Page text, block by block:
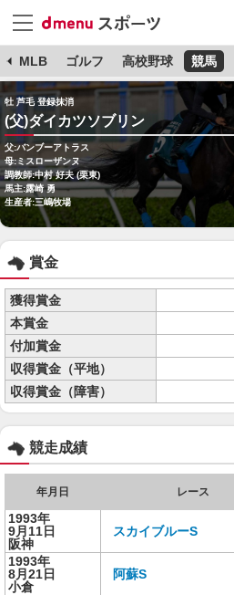
MLB ゴルフ 高校野球 競馬
牡 芦毛 登録抹消
(父)ダイカツソブリン
父:バンブーアトラス
母:ミスローザンヌ
調教師:中村 好夫 (栗東)
馬主:露崎 勇
生産者:三嶋牧場
賞金
獲得賞金
本賞金
付加賞金
収得賞金（平地）
収得賞金（障害）
競走成績
年月日 レース
1993年
9月11日
阪神
スカイブルーS
1993年
8月21日
小倉
阿蘇S